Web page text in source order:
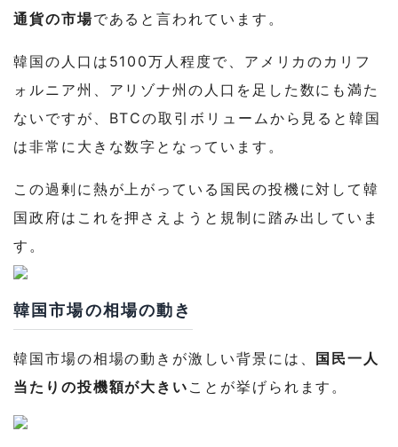
その他の規制の状況
3 韓国の規制が市場に及ぼす影響
通貨の市場であると言われています。
韓国の人口は5100万人程度で、アメリカのカリフ
ォルニア州、アリゾナ州の人口を足した数にも満た
ないですが、BTCの取引ボリュームから見ると韓国
は非常に大きな数字となっています。
この過剰に熱が上がっている国民の投機に対して韓
国政府はこれを押さえようと規制に踏み出していま
す。
韓国市場の相場の動き
韓国市場の相場の動きが激しい背景には、
国民一人
当たりの投機額が大きい ことが挙げられます。